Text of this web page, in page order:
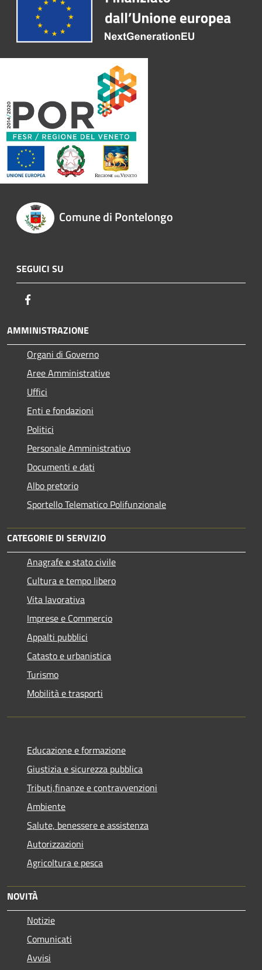
Comune di Pontelongo
SEGUICI SU
AMMINISTRAZIONE
Organi di Governo
Aree Amministrative
Uffici
Enti e fondazioni
Politici
Personale Amministrativo
Documenti e dati
Albo pretorio
Sportello Telematico Polifunzionale
CATEGORIE DI SERVIZIO
Anagrafe e stato civile
Cultura e tempo libero
Vita lavorativa
Imprese e Commercio
Appalti pubblici
Catasto e urbanistica
Turismo
Mobilità e trasporti
Educazione e formazione
Giustizia e sicurezza pubblica
Tributi,finanze e contravvenzioni
Ambiente
Salute, benessere e assistenza
Autorizzazioni
Agricoltura e pesca
NOVITÀ
Notizie
Comunicati
Avvisi